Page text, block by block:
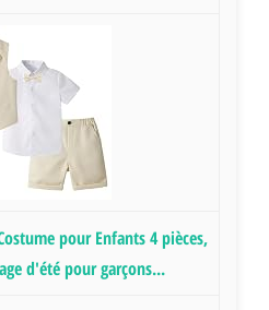
pour Enfants 4 pièces,
d'été pour garçons...